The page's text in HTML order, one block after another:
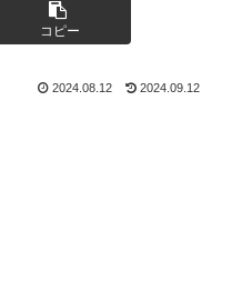
コピー
2024.08.12 2024.09.12